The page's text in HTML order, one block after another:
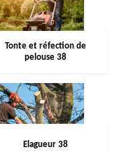
Tonte et réfection de
pelouse 38
Elagueur 38